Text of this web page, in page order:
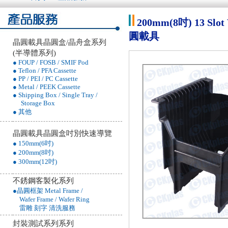
晶圓載具晶圓盒/晶舟盒系列
(半導體系列)
● FOUP / FOSB / SMIF Pod
● Teflon / PFA Cassette
● PP / PEI / PC Cassette
● Metal / PEEK Cassette
● Shipping Box / Single Tray /
Storage Box
● 其他
晶圓載具晶圓盒吋別快速導覽
● 150mm(6吋)
● 200mm(8吋)
● 300mm(12吋)
不銹鋼客製化系列
●晶圓框架 Metal Frame /
Wafer Frame / Wafer Ring
雷雕 刻字 清洗服務
封裝測試系列系列
200mm(8吋) 13
圓載具